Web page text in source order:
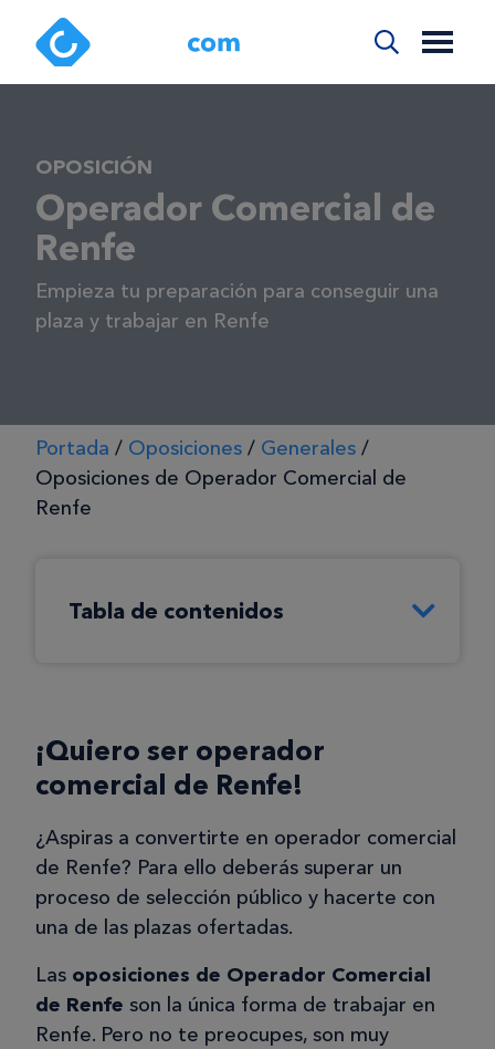
OPOSICIÓN
Operador Comercial de
Renfe
Empieza tu preparación para conseguir una
plaza y trabajar en Renfe
Portada / Oposiciones / Generales /
Oposiciones de Operador Comercial de
Renfe
Tabla de contenidos
¡Quiero ser operador
comercial de Renfe!
¿Aspiras a convertirte en operador comercial
de Renfe? Para ello deberás superar un
proceso de selección público y hacerte con
una de las plazas ofertadas.
Las oposiciones de Operador Comercial
de Renfe son la única forma de trabajar en
Renfe. Pero no te preocupes, son muy